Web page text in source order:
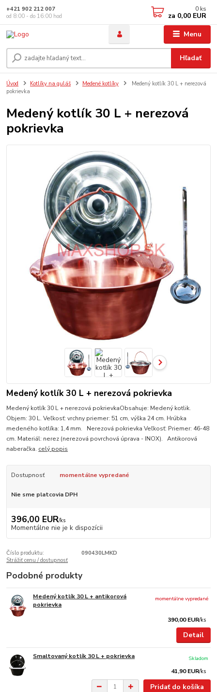
Menu
Hľadať
+421 902 212 007
od 8:00 - do 16:00 hod
0 ks
za 0,00 EUR
Úvod Kotlíky na guláš Medené kotlíky
Medený kotlík 30 L + nerezová
pokrievka
Medený kotlík 30 L + nerezová
pokrievka
Medený kotlík 30 L + nerezová pokrievka
Medený kotlík 30 L + nerezová pokrievkaObsahuje: Medený kotlik.
Objem: 30 L. Veľkosť: vrchny priemer: 51 cm, výška 24 cm. Hrúbka
medeného kotlíka: 1,4 mm. Nerezová pokrievka Veľkosť: Priemer: 46-48
cm. Materiál: nerez (nerezová povrchová úprava - INOX). Antikorová
naberačka. celý popis
Dostupnosť momentálne vypredané
Nie sme platcovia DPH
396,00 EUR/ks
Momentálne nie je k dispozícii
Číslo produktu:
090430LMKD
Strážiť cenu / dostupnosť
Podobné produkty
Medený kotlík 30 L + antikorová
pokrievka
390,00 EUR/ks
momentálne vypredané
Detail
Smaltovaný kotlík 30 L + pokrievka
41,90 EUR/ks
Skladom
Pridať do košíka